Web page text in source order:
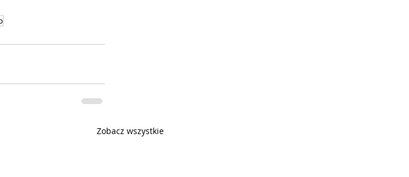
Zobacz wszystkie